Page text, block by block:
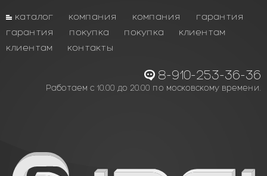
каталог компания компания
гарантия
гарантия
покупка покупка
клиентам
клиентам
контакты
8-910-253-36-36
Работаем с 10.00 до 20.00 по московскому времени.